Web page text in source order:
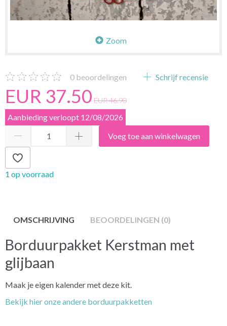
Zoom
0 beoordelingen Schrijf recensie
EUR 37.50 EUR 46.90
Aanbieding verloopt 12/08/2026
Voeg toe aan winkelwagen
1 op voorraad
OMSCHRIJVING BEOORDELINGEN (0)
Borduurpakket Kerstman met
glijbaan
Maak je eigen kalender met deze kit.
Bekijk hier onze andere borduurpakketten